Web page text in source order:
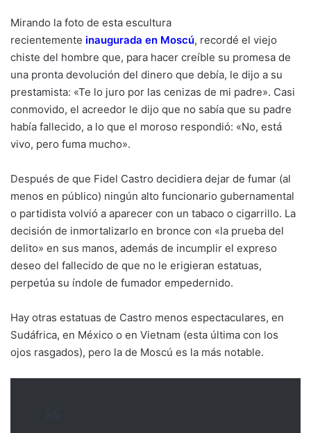
Mirando la foto de esta escultura
recientemente inaugurada en Moscú, recordé el viejo
chiste del hombre que, para hacer creíble su promesa de
una pronta devolución del dinero que debía, le dijo a su
prestamista: «Te lo juro por las cenizas de mi padre». Casi
conmovido, el acreedor le dijo que no sabía que su padre
había fallecido, a lo que el moroso respondió: «No, está
vivo, pero fuma mucho».
Después de que Fidel Castro decidiera dejar de fumar (al
menos en público) ningún alto funcionario gubernamental
o partidista volvió a aparecer con un tabaco o cigarrillo. La
decisión de inmortalizarlo en bronce con «la prueba del
delito» en sus manos, además de incumplir el expreso
deseo del fallecido de que no le erigieran estatuas,
perpetúa su índole de fumador empedernido.
Hay otras estatuas de Castro menos espectaculares, en
Sudáfrica, en México o en Vietnam (esta última con los
ojos rasgados), pero la de Moscú es la más notable.